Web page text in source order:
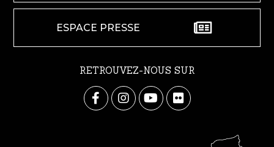
ESPACE PRESSE
RETROUVEZ-NOUS SUR